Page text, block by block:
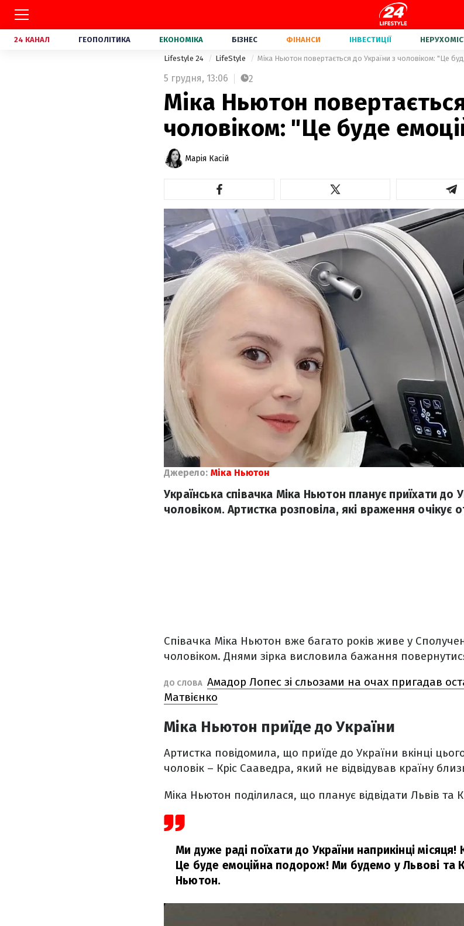
24 КАНАЛ ГЕОПОЛІТИКА ЕКОНОМІКА БІЗНЕС ФІНАНСИ ІНВЕСТИЦІЇ
Lifestyle 24 LifeStyle Міка Ньютон повертається до України з чоловіком: "Це
5 грудня, 13:06 2
Міка Ньютон
чоловіком: "Це буде
Марія Касій
Джерело: Міка Ньютон
Українська співачка Міка Ньютон планує приїхати до
чоловіком. Артистка розповіла, які враження очікує
Співачка Міка Ньютон вже багато років живе у
чоловіком. Днями зірка висловила бажання
ДО СЛОВА Амадор Лопес зі сльозами на очах пригадав
Матвієнко
Міка Ньютон приїде до України
Артистка повідомила, що приїде до України вкінці
чоловік – Кріс Сааведра, який не відвідував країну
Міка Ньютон поділилася, що планує відвідати Львів та
Ми дуже раді поїхати до України наприкінці місяця!
Це буде емоційна подорож! Ми будемо у Львові та
Ньютон.